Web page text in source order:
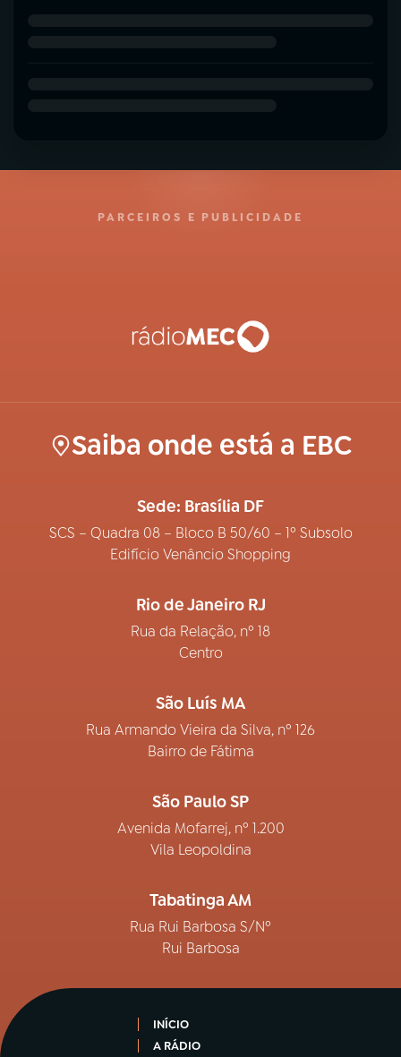
PARCEIROS E PUBLICIDADE
Saiba onde está a EBC
Sede: Brasília DF
SCS – Quadra 08 – Bloco B 50/60 – 1º Subsolo
Edifício Venâncio Shopping
Rio de Janeiro RJ
Rua da Relação, nº 18
Centro
São Luís MA
Rua Armando Vieira da Silva, nº 126
Bairro de Fátima
São Paulo SP
Avenida Mofarrej, nº 1.200
Vila Leopoldina
Tabatinga AM
Rua Rui Barbosa S/Nº
Rui Barbosa
INÍCIO
A RÁDIO